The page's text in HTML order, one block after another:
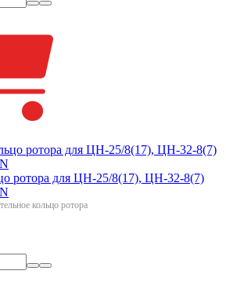
ротора для ЦН-25/8(17), ЦН-32-8(7)
кольцо ротора